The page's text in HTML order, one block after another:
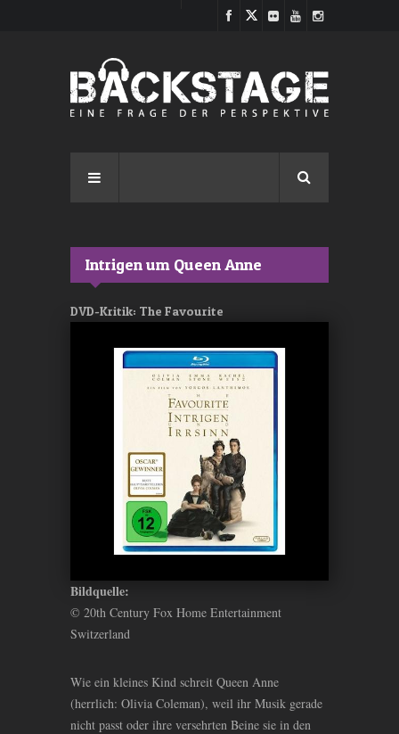
Intrigen um Queen Anne
DVD-Kritik: The Favourite
Bildquelle:
© 20th Century Fox Home Entertainment
Switzerland
Wie ein kleines Kind schreit Queen Anne
(herrlich: Olivia Coleman), weil ihr Musik gerade
nicht passt oder ihre versehrten Beine sie in den